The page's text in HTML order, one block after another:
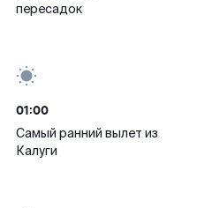
пересадок
01:00
Самый ранний вылет из
Калуги